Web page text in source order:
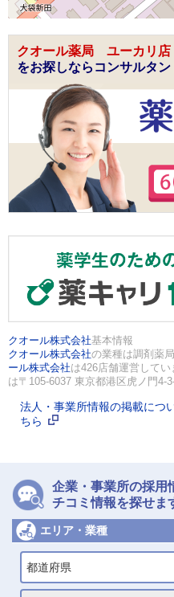
クオール薬局 ユーカリ店
をお探しならコンサルタ
クオール株式会社基本情報
クオール株式会社の業種は調剤薬
ール株式会社は426店舗運営してい
は〒105-6037 東京都港区虎ノ門4-
法人・事業所情報の掲載につ
ちら
企業・事業所の採用
チコミ情報を探せま
エリア・業種
都道府県